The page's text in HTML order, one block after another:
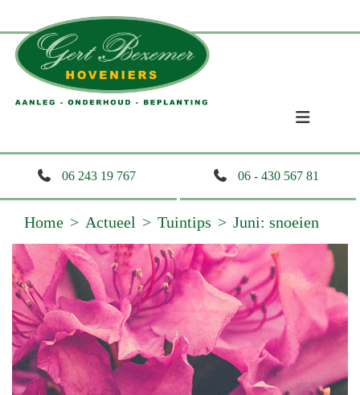
06 243 19 767 06 - 430 567 81
Home Actueel Tuintips Juni: snoeien